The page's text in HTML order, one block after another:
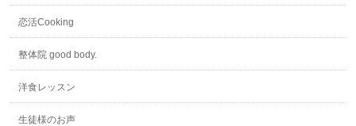
恋活Cooking
整体院 good body.
洋食レッスン
生徒様のお声